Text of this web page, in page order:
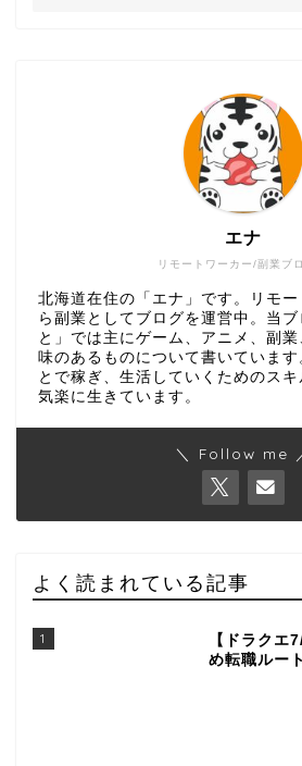
リモートワーカー/副業ブ
エナ
北海道在住の「エナ」です。リモ
ら副業としてブログを運営中。当
と」では主にゲーム、アニメ、副
味のあるものについて書いています
とで稼ぎ、生活していくためのスキ
気楽に生きています。
＼ Follow me
よく読まれている記事
1
【ドラクエ
め転職ルー